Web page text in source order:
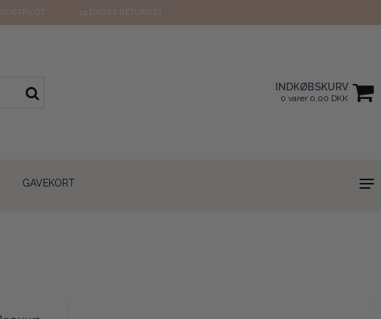
14 DAGES RETURRET
INDKØBSKURV
0 varer 0,00 DKK
GAVEKORT